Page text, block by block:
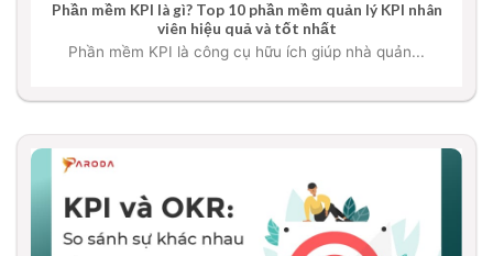
Phần mềm KPI là gì? Top 10 phần mềm quản lý KPI nhân
viên hiệu quả và tốt nhất
Phần mềm KPI là công cụ hữu ích giúp nhà quản...